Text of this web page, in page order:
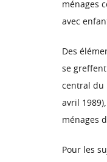
ménages
avec
Des
se
central du
avril
ménages
Pour les